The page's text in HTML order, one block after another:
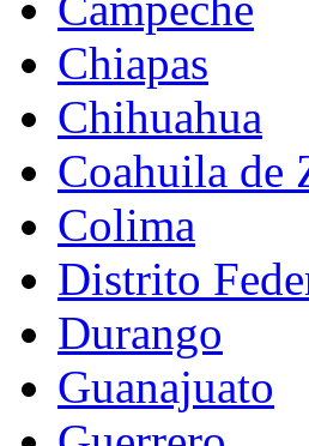
Chiapas
Chihuahua
Coahuila de
Colima
Distrito
Durango
Guanajuato